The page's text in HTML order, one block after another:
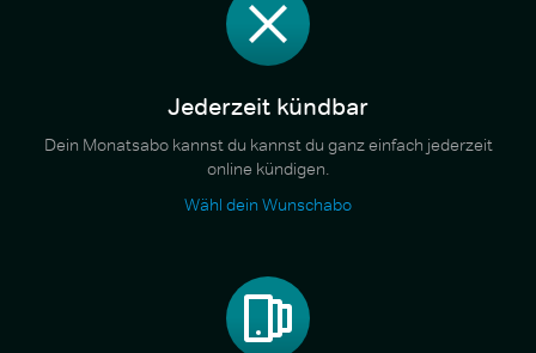
Jederzeit kündbar
Dein Monatsabo kannst du kannst du ganz einfach jederzeit
online kündigen.
Wähl dein Wunschabo